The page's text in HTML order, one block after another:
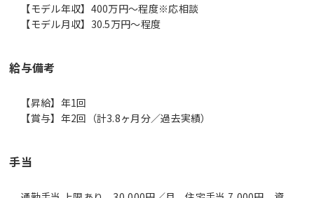
【モデル年収】400万円〜程度※応相談
【モデル月収】30.5万円〜程度
給与備考
【昇給】年1回
手当